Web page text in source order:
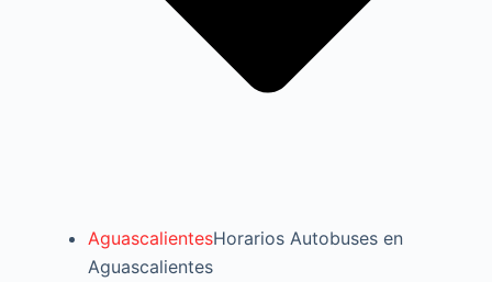
AguascalientesHorarios Autobuses en
Aguascalientes